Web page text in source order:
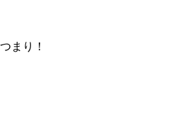
つまり！